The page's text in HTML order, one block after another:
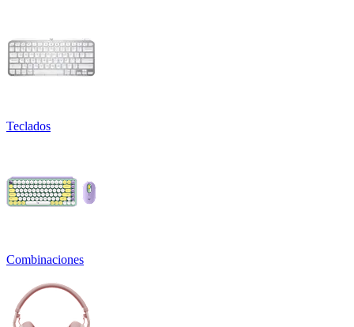
Teclados
Combinaciones